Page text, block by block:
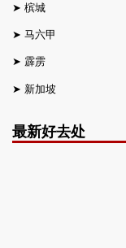
➤ 槟城
➤ 马六甲
➤ 霹雳
➤ 新加坡
最新好去处